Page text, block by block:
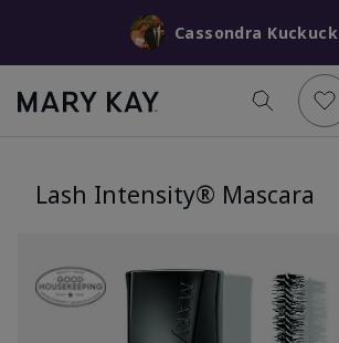
Cassondra Kuckuck
Lash Intensity® Mascara